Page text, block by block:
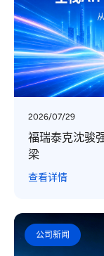
2026/07/29
福瑞泰克沈骏
梁
查看详情
公司新闻